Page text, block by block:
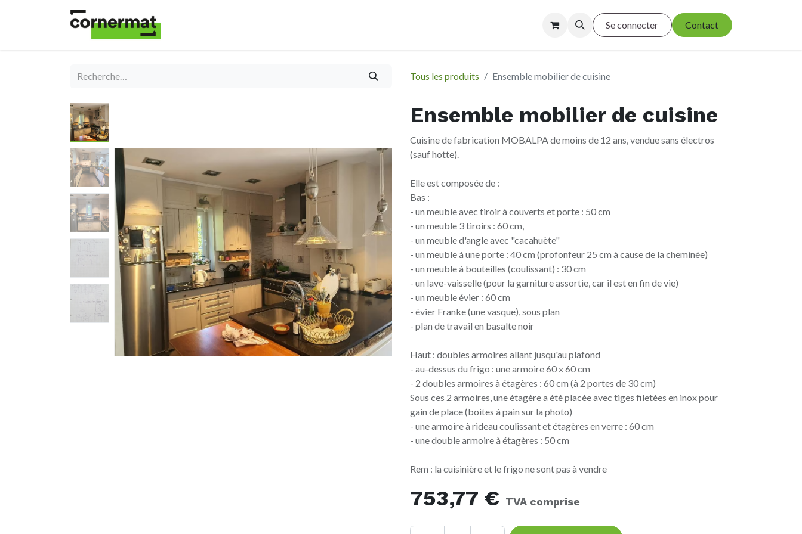
Se connecter Contact
Tous les produits Ensemble mobilier de cuisine
Ensemble mobilier de cuisine
Cuisine de fabrication MOBALPA de moins de 12 ans, vendue sans électros
(sauf hotte).
Elle est composée de :
Bas :
- un meuble avec tiroir à couverts et porte : 50 cm
- un meuble 3 tiroirs : 60 cm,
- un meuble d'angle avec "cacahuète"
- un meuble à une porte : 40 cm (profonfeur 25 cm à cause de la cheminée)
- un meuble à bouteilles (coulissant) : 30 cm
- un lave-vaisselle (pour la garniture assortie, car il est en fin de vie)
- un meuble évier : 60 cm
- évier Franke (une vasque), sous plan
- plan de travail en basalte noir
Haut : doubles armoires allant jusqu'au plafond
- au-dessus du frigo : une armoire 60 x 60 cm
- 2 doubles armoires à étagères : 60 cm (à 2 portes de 30 cm)
Sous ces 2 armoires, une étagère a été placée avec tiges filetées en inox pour
gain de place (boites à pain sur la photo)
- une armoire à rideau coulissant et étagères en verre : 60 cm
- une double armoire à étagères : 50 cm
Rem : la cuisinière et le frigo ne sont pas à vendre
753,77 € TVA comprise